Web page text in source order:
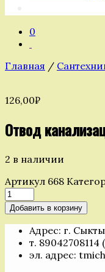
0
Главная /
126,00₽
Отвод
2 в наличии
Артикул 668
Количество
товара
Отвод
канализационный
110*45
градусов,
Добавить в корзину
Адрес: г.
т.
эл. адрес: